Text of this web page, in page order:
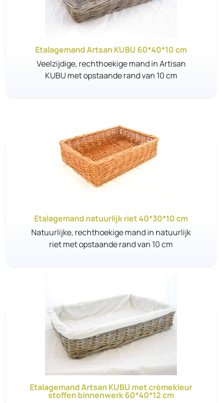
Etalagemand Artsan KUBU 60*40*10 cm
Veelzijdige, rechthoekige mand in Artisan
KUBU met opstaande rand van 10 cm
Etalagemand natuurlijk riet 40*30*10 cm
Natuurlijke, rechthoekige mand in natuurlijk
riet met opstaande rand van 10 cm
Etalagemand Artsan KUBU met crèmekleur
stoffen binnenwerk 60*40*12 cm